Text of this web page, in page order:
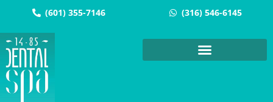
(601) 355-7146 (316) 546-6145